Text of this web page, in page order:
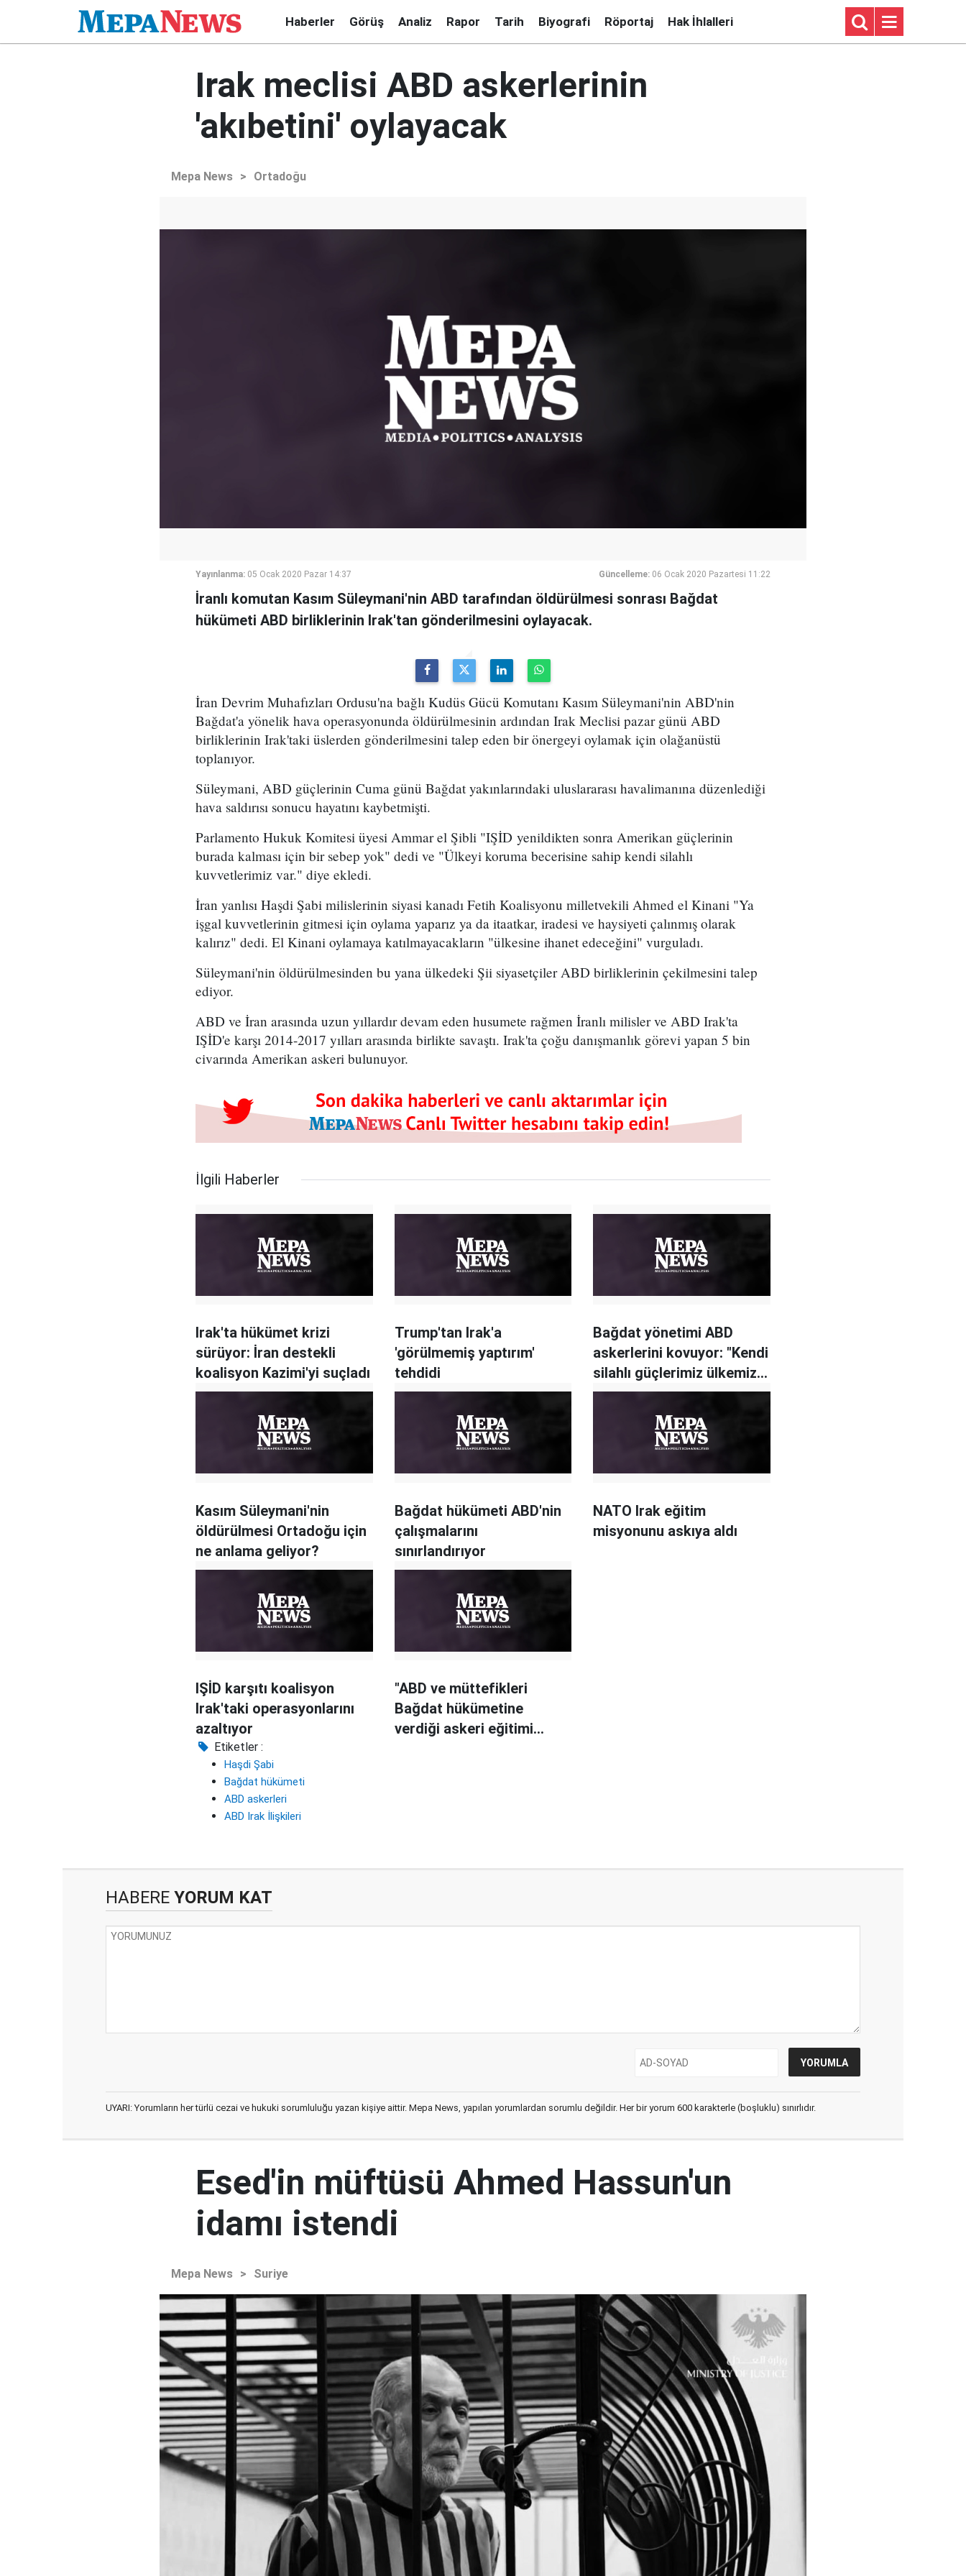
Haberler Görüş Analiz Rapor Tarih Biyografi Röportaj Hak İhlalleri
Irak meclisi ABD askerlerinin
'akıbetini' oylayacak
Mepa News > Ortadoğu
Yayınlanma: 05 Ocak 2020 Pazar 14:37 Güncelleme: 06 Ocak 2020 Pazartesi 11:22
İranlı komutan Kasım Süleymani'nin ABD tarafından öldürülmesi sonrası Bağdat
hükümeti ABD birliklerinin Irak'tan gönderilmesini oylayacak.
İran Devrim Muhafızları Ordusu'na bağlı Kudüs Gücü Komutanı Kasım Süleymani'nin ABD'nin
Bağdat'a yönelik hava operasyonunda öldürülmesinin ardından Irak Meclisi pazar günü ABD
birliklerinin Irak'taki üslerden gönderilmesini talep eden bir önergeyi oylamak için olağanüstü
toplanıyor.
Süleymani, ABD güçlerinin Cuma günü Bağdat yakınlarındaki uluslararası havalimanına düzenlediği
hava saldırısı sonucu hayatını kaybetmişti.
Parlamento Hukuk Komitesi üyesi Ammar el Şibli "IŞİD yenildikten sonra Amerikan güçlerinin
burada kalması için bir sebep yok" dedi ve "Ülkeyi koruma becerisine sahip kendi silahlı
kuvvetlerimiz var." diye ekledi.
İran yanlısı Haşdi Şabi milislerinin siyasi kanadı Fetih Koalisyonu milletvekili Ahmed el Kinani "Ya
işgal kuvvetlerinin gitmesi için oylama yaparız ya da itaatkar, iradesi ve haysiyeti çalınmış olarak
kalırız" dedi. El Kinani oylamaya katılmayacakların "ülkesine ihanet edeceğini" vurguladı.
Süleymani'nin öldürülmesinden bu yana ülkedeki Şii siyasetçiler ABD birliklerinin çekilmesini talep
ediyor.
ABD ve İran arasında uzun yıllardır devam eden husumete rağmen İranlı milisler ve ABD Irak'ta
IŞİD'e karşı 2014-2017 yılları arasında birlikte savaştı. Irak'ta çoğu danışmanlık görevi yapan 5 bin
civarında Amerikan askeri bulunuyor.
İlgili Haberler
Irak'ta hükümet krizi
sürüyor: İran destekli
koalisyon Kazimi'yi suçladı
Trump'tan Irak'a
'görülmemiş yaptırım'
tehdidi
Bağdat yönetimi ABD
askerlerini kovuyor: "Kendi
silahlı güçlerimiz ülkemizi
korur"
Kasım Süleymani'nin
öldürülmesi Ortadoğu için
ne anlama geliyor?
Bağdat hükümeti ABD'nin
çalışmalarını
sınırlandırıyor
NATO Irak eğitim
misyonunu askıya aldı
IŞİD karşıtı koalisyon
Irak'taki operasyonlarını
azaltıyor
"ABD ve müttefikleri
Bağdat hükümetine
verdiği askeri eğitimi
Etiketler :
Haşdi Şabi
Bağdat hükümeti
ABD askerleri
ABD Irak İlişkileri
HABERE YORUM KAT
UYARI: Yorumların her türlü cezai ve hukuki sorumluluğu yazan kişiye aittir. Mepa News, yapılan yorumlardan sorumlu değildir. Her bir yorum 600 karakterle (boşluklu) sınırlıdır.
Esed'in müftüsü Ahmed Hassun'un
idamı istendi
Mepa News > Suriye